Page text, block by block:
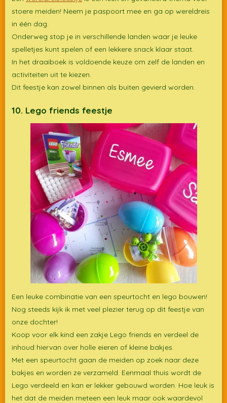
stoere meiden! Neem je paspoort mee en ga op wereldreis
in één dag.
Onderweg stop je in verschillende landen waar je leuke
spelletjes kunt spelen of een lekkere snack klaar staat.
In het draaiboek is voldoende keuze om zelf de landen en
activiteiten uit te kiezen.
Dit feestje kan zowel binnen als buiten gevierd worden.
10. Lego friends feestje
Een leuke combinatie van een speurtocht en lego bouwen!
Nog steeds kijk ik met veel plezier terug op dit feestje van
onze dochter!
Koop voor elk kind een zakje Lego friends en verdeel de
inhoud hiervan over holle eieren of kleine bakjes.
Met een speurtocht gaan de meiden op zoek naar deze
bakjes en worden ze verzameld. Eenmaal thuis wordt de
Lego verdeeld en kan er lekker gebouwd worden. Hoe leuk is
het dat de meiden meteen een leuk maar ook waardevol